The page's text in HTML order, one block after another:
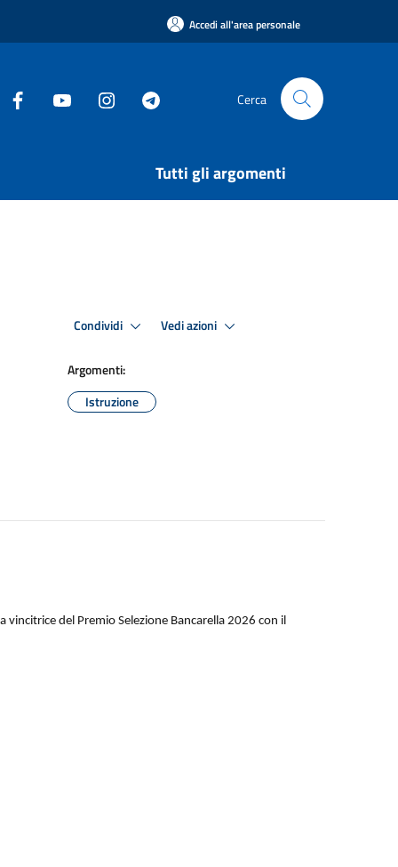
Accedi all'area personale
Cerca
Tutti gli argomenti
Condividi Vedi azioni
Argomenti:
Istruzione
vincitrice del Premio Selezione Bancarella 2026 con il